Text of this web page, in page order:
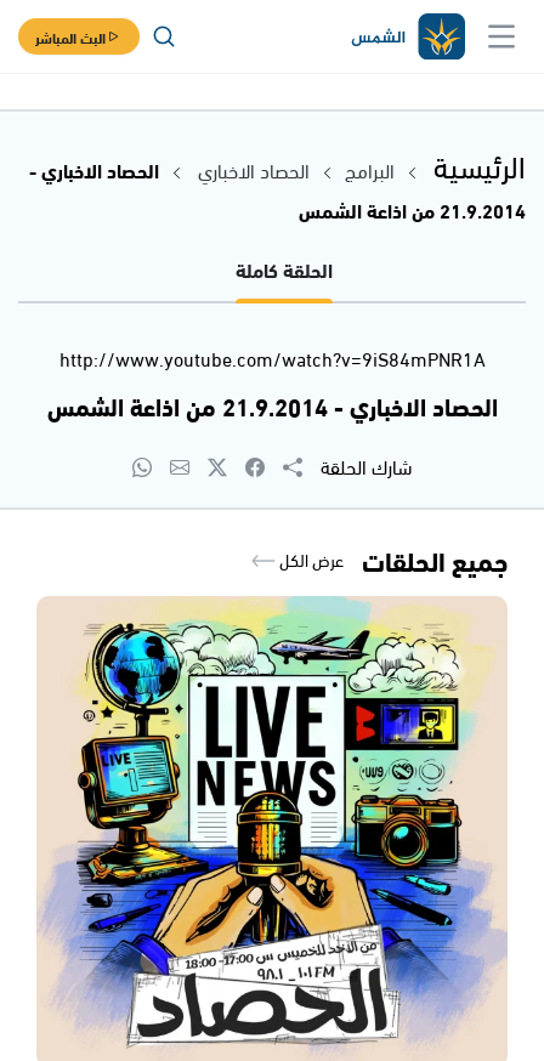
البث المباشر
الرئيسية البرامج الحصاد الاخباري
الحصاد الاخباري -
21.9.2014 من اذاعة الشمس
الحلقة كاملة
http://www.youtube.com/watch?v=9iS84mPNR1A
الحصاد الاخباري - 21.9.2014 من اذاعة الشمس
شارك الحلقة
جميع الحلقات عرض الكل